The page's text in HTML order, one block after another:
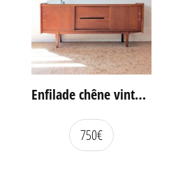
Enfilade chêne vintage portes coulissantes
750€